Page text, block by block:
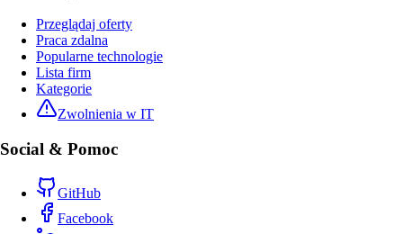
Przeglądaj oferty
Praca zdalna
Popularne technologie
Lista firm
Kategorie
Zwolnienia w IT
Social & Pomoc
GitHub
Facebook